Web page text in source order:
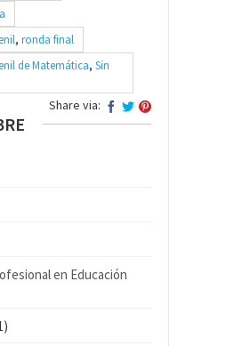
, ronda final
de Matemática, Sin
Share via:
en Educación